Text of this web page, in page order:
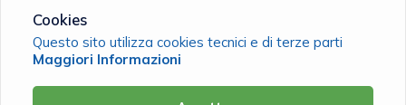
Bisalta Vita ETS
C.F. 96103880041 |Cookie Policy
Cookies
Questo sito utilizza cookies tecnici e di terze parti
Maggiori Informazioni